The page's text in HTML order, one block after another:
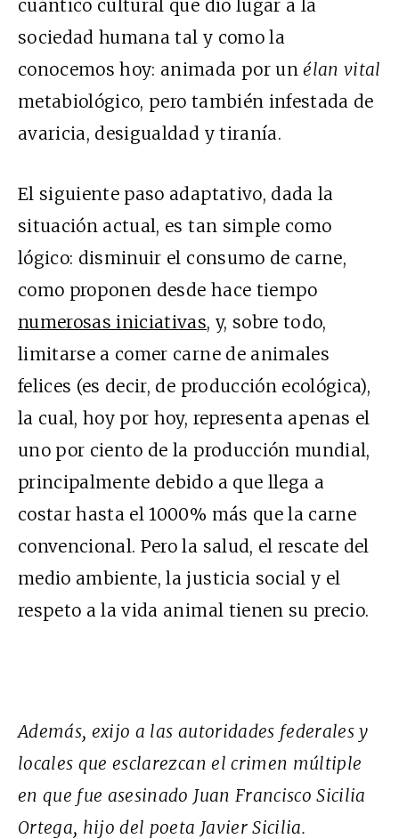
cuántico cultural que dio lugar a la
sociedad humana tal y como la
conocemos hoy: animada por unélan vital
metabiológico, pero también infestada de
avaricia, desigualdad y tiranía.
El siguiente paso adaptativo, dada la
situación actual, es tan simple como
lógico: disminuir el consumo de carne,
como proponen desde hace tiempo
numerosas iniciativas, y, sobre todo,
limitarse a comer carne de animales
felices (es decir, de producción ecológica),
la cual, hoy por hoy, representa apenas el
uno por ciento de la producción mundial,
principalmente debido a que llega a
costar hasta el 1000% más que la carne
convencional. Pero la salud, el rescate del
medio ambiente, la justicia social y el
respeto a la vida animal tienen su precio.
Además, exijo a las autoridades federales y
locales que esclarezcan el crimen múltiple
en que fue asesinado Juan Francisco Sicilia
Ortega, hijo del poeta Javier Sicilia.